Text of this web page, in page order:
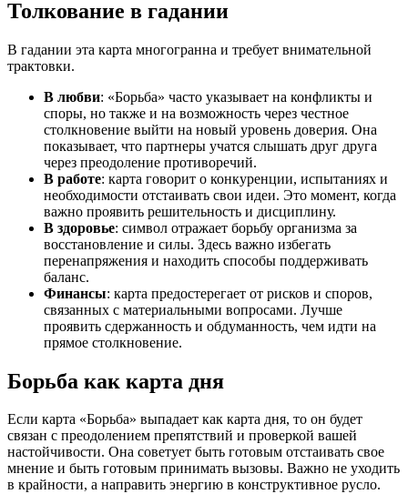
Толкование в гадании
В гадании эта карта многогранна и требует внимательной
трактовки.
В любви: «Борьба» часто указывает на конфликты и
споры, но также и на возможность через честное
столкновение выйти на новый уровень доверия. Она
показывает, что партнеры учатся слышать друг друга
через преодоление противоречий.
В работе: карта говорит о конкуренции, испытаниях и
необходимости отстаивать свои идеи. Это момент, когда
важно проявить решительность и дисциплину.
В здоровье: символ отражает борьбу организма за
восстановление и силы. Здесь важно избегать
перенапряжения и находить способы поддерживать
баланс.
Финансы: карта предостерегает от рисков и споров,
связанных с материальными вопросами. Лучше
проявить сдержанность и обдуманность, чем идти на
прямое столкновение.
Борьба как карта дня
Если карта «Борьба» выпадает как карта дня, то он будет
связан с преодолением препятствий и проверкой вашей
настойчивости. Она советует быть готовым отстаивать свое
мнение и быть готовым принимать вызовы. Важно не уходить
в крайности, а направить энергию в конструктивное русло.